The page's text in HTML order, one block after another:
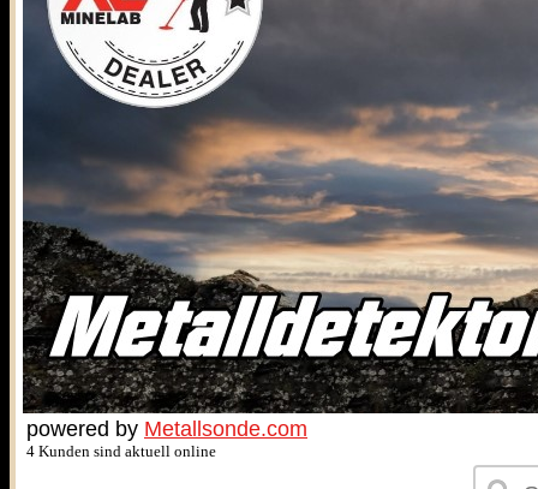
powered by Metallsonde.com
4 Kunden sind aktuell online